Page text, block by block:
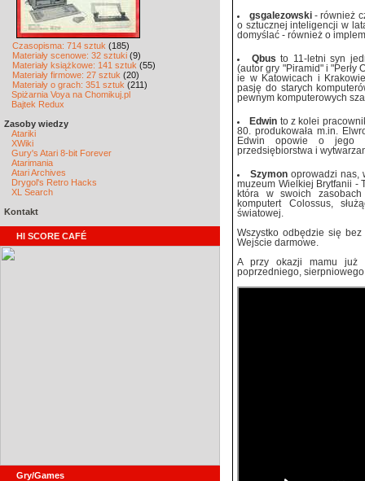
Czasopisma: 714 sztuk (185)
Materiały scenowe: 32 sztuki (9)
Materiały książkowe: 141 sztuk (55)
Materiały firmowe: 27 sztuk (20)
Materiały o grach: 351 sztuk (211)
Spiżarnia Voya na Chomikuj.pl
Bajtek Redux
Zasoby wiedzy
Atariki
XWiki
Gury's Atari 8-bit Forever
Atarimania
Atari Archives
Drygol's Retro Hacks
XL Search
Kontakt
HI SCORE CAFÉ
Gry/Games
gsgalezowski - również
o sztucznej inteligencji w
domyślać - również o
Qbus to 11-letni syn
(autor gry "Piramid" i "Perły
ie w Katowicach i
pasję do starych
pewnym komputerowych
Edwin to z kolei
80. produkowała m.in.
Edwin opowie o jego
przedsiębiorstwa i
Szymonoprowadzi nas,
muzeum Wielkiej Brytfanii -
która w swoich
komputert Colossus,
światowej.
Wszystko odbędzie się bez
Wejście darmowe.
A przy okazji mamu już
poprzedniego,